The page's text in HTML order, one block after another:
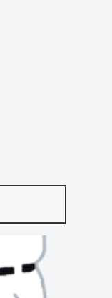
「一人
スにな